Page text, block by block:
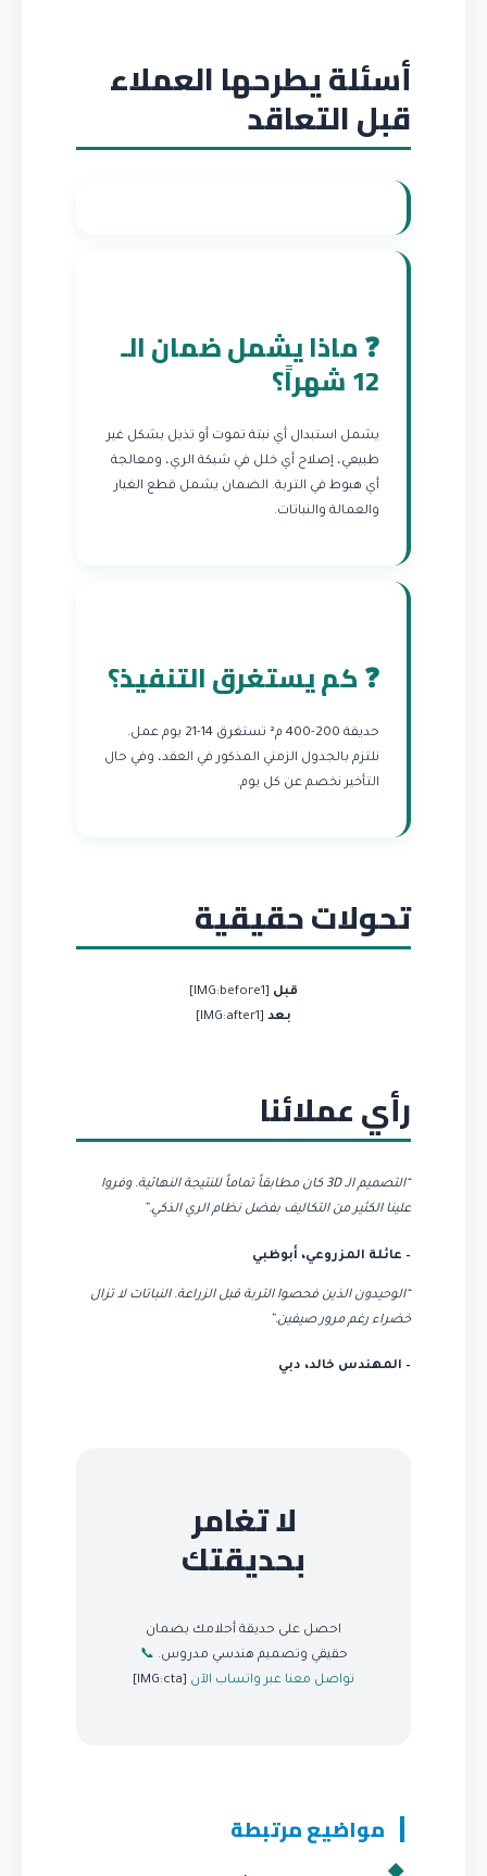
أسئلة يطرحها العملاء
قبل التعاقد
❓ ماذا يشمل ضمان الـ
12 شهراً؟
يشمل استبدال أي نبتة تموت أو تذبل بشكل غير
طبيعي، إصلاح أي خلل في شبكة الري، ومعالجة
أي هبوط في التربة. الضمان يشمل قطع الغيار
والعمالة والنباتات.
❓ كم يستغرق التنفيذ؟
حديقة 200-400 م² تستغرق 14-21 يوم عمل.
نلتزم بالجدول الزمني المذكور في العقد، وفي حال
التأخير نخصم عن كل يوم.
تحولات حقيقية
قبل [IMG:before1]
بعد [IMG:after1]
رأي عملائنا
“التصميم الـ 3D كان مطابقاً تماماً للنتيجة النهائية. وفروا
علينا الكثير من التكاليف بفضل نظام الري الذكي.”
– عائلة المزروعي، أبوظبي
“الوحيدون الذين فحصوا التربة قبل الزراعة. النباتات لا تزال
خضراء رغم مرور صيفين.”
– المهندس خالد، دبي
لا تغامر
بحديقتك
احصل على حديقة أحلامك بضمان
حقيقي وتصميم هندسي مدروس. 📞
تواصل معنا عبر واتساب الآن [IMG:cta]
مواضيع مرتبطة